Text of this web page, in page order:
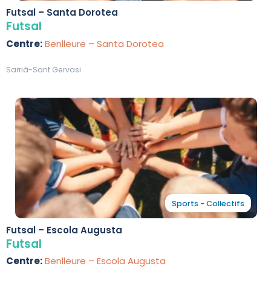
Futsal – Santa Dorotea
Futsal
Centre:Benlleure – Santa Dorotea
Sarrià-Sant Gervasi
Sports - Collectifs
Futsal – Escola Augusta
Futsal
Centre:Benlleure – Escola Augusta